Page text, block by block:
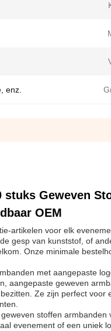
enz.
Geweven
OEM
artikelen voor elk
gesp van kunststof, of
Onze minimale
met aangepaste
aangepaste geweven
Ze zijn perfect
stoffen
evenement of een uniek